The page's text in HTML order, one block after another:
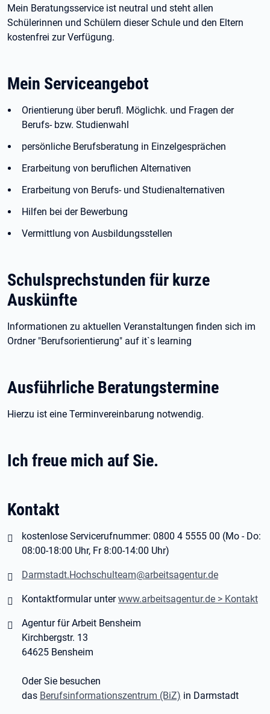
Mein Beratungsservice ist neutral und steht allen
Schülerinnen und Schülern dieser Schule und den Eltern
kostenfrei zur Verfügung.
Mein Serviceangebot
Orientierung über berufl. Möglichk. und Fragen der
Berufs- bzw. Studienwahl
persönliche Berufsberatung in Einzelgesprächen
Erarbeitung von beruflichen Alternativen
Erarbeitung von Berufs- und Studienalternativen
​Hilfen bei der Bewerbung
Vermittlung von Ausbildungsstellen
Schulsprechstunden für kurze
Auskünfte
Informationen zu aktuellen Veranstaltungen finden sich im
Ordner "Berufsorientierung" auf it`s learning
Ausführliche Beratungstermine
Hierzu ist eine Terminvereinbarung notwendig.
Ich freue mich auf Sie.
Kontakt
kostenlose Servicerufnummer: 0800 4 5555 00 (Mo - Do:
08:00-18:00 Uhr, Fr 8:00-14:00 Uhr)
Darmstadt.Hochschulteam@arbeitsagentur.de
Kontaktformular unterwww.arbeitsagentur.de > Kontakt
Agentur für Arbeit Bensheim
Kirchbergstr. 13
64625 Bensheim
Oder Sie besuchen
das Berufsinformationszentrum (BiZ) in Darmstadt